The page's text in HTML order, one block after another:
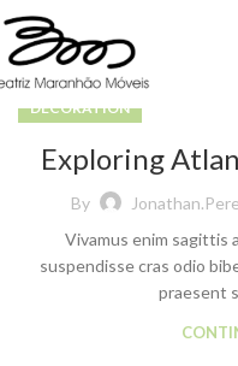
DECORATION
Exploring
By
Vivamus enim sagittis
suspendisse cras odio
praesent